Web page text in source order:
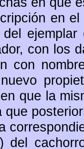
en
con los
con
que la
que
del